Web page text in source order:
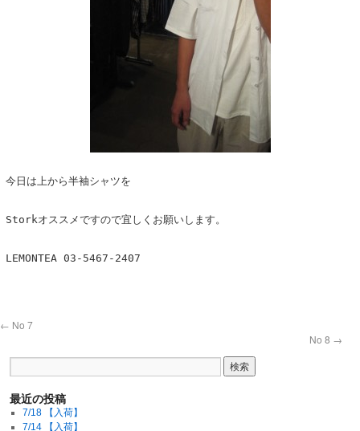
今日は上から半袖シャツを
Storkオススメですので宜しくお願いします。
LEMONTEA 03-5467-2407
← No 7
No 8 →
最近の投稿
7/18 【入荷】
7/14 【入荷】